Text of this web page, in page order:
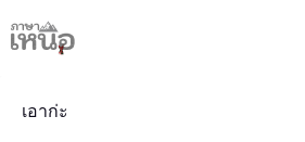
to
content
เอาก่ะ